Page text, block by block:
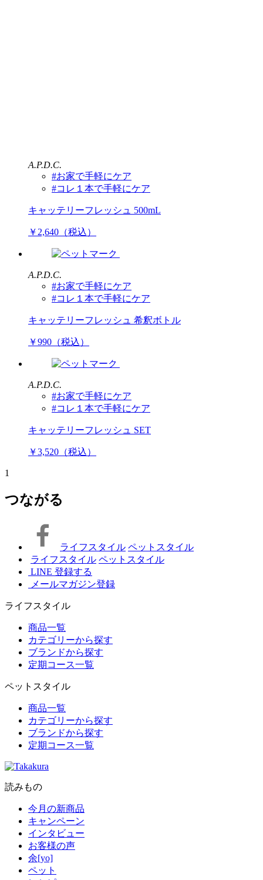
A.P.D.C.
#お家で手軽にケア
#コレ１本で手軽にケア
キャッテリーフレッシュ 500mL
￥2,640（税込）
A.P.D.C.
#お家で手軽にケア
#コレ１本で手軽にケア
キャッテリーフレッシュ 希釈ボトル
￥990（税込）
A.P.D.C.
#お家で手軽にケア
#コレ１本で手軽にケア
キャッテリーフレッシュ SET
￥3,520（税込）
1
つながる
ライフスタイル ペットスタイル
ライフスタイル ペットスタイル
LINE 登録する
メールマガジン登録
ライフスタイル
商品一覧
カテゴリーから探す
ブランドから探す
定期コース一覧
ペットスタイル
商品一覧
カテゴリーから探す
ブランドから探す
定期コース一覧
読みもの
今月の新商品
キャンペーン
インタビュー
お客様の声
余[yo]
ペット